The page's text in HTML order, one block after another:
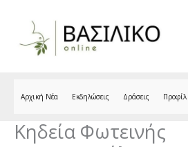
Αρχική Νέα Εκδηλώσεις Δράσεις Προφίλ
Κηδεία Φωτεινής